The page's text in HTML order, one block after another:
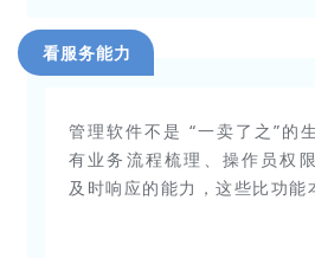
看服务能力
管理软件不是 “一卖了之”的
有业务流程梳理、操作员权
及时响应的能力，这些比功能